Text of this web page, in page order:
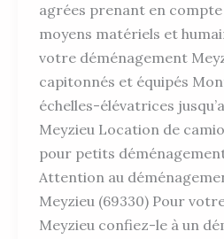
agrées prenant en
moyens matériels et
votre déménagement
capitonnés et équipés
échelles-élévatrices
Meyzieu Location de
pour petits
Attention au
Meyzieu (69330) Pour
Meyzieu confiez-le à un